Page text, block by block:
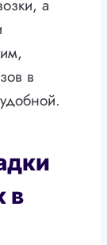
а
в
в